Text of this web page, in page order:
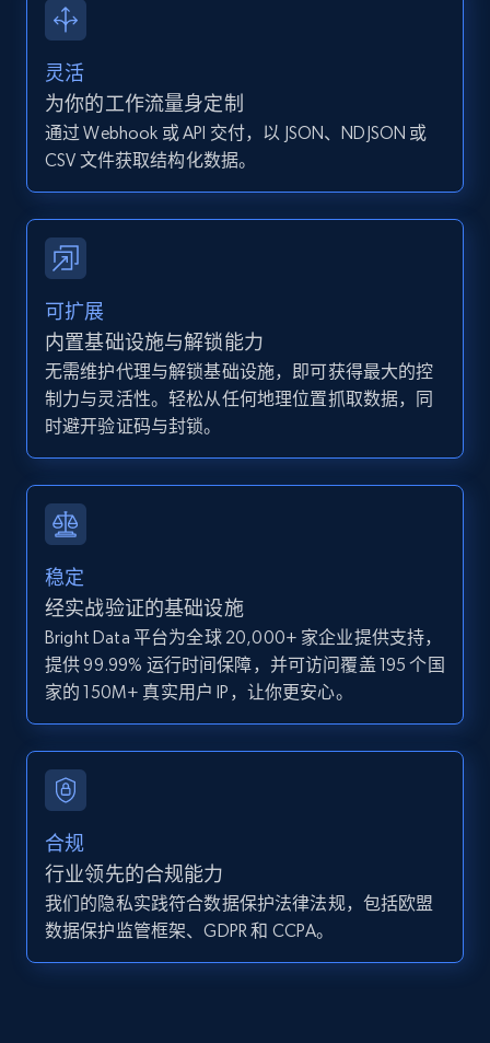
Zpid, City, State, HomeStatus, Address,
IsListingClaimedByCurrentSignedInUser,
IsCurrentSignedInAgentResponsible, Bedrooms,
and more.
12K+ 1.3K+ 注册使用
Zillow properties listing information -
Discover by custom filters - location, home
type and status
Zpid, City, State, HomeStatus, Address,
IsListingClaimedByCurrentSignedInUser,
IsCurrentSignedInAgentResponsible, Bedrooms,
and more.
12K+
Zillow properties listing information -
Search by parameters on zillow and use the
direct link as input
IsCurrentSignedInAgentResponsible, Bedrooms,
and more.
12K+ 1.3K+
灵活
为你的工作流量身定制
通过 Webhook 或 API 交付，以 JSON、NDJSON 或
CSV 文件获取结构化数据。
可扩展
内置基础设施与解锁能力
无需维护代理与解锁基础设施，即可获得最大的控
制力与灵活性。轻松从任何地理位置抓取数据，同
时避开验证码与封锁。
稳定
经实战验证的基础设施
Bright Data 平台为全球 20,000+ 家企业提供支持，
提供 99.99% 运行时间保障，并可访问覆盖 195 个国
家的 150M+ 真实用户 IP，让你更安心。
合规
行业领先的合规能力
我们的隐私实践符合数据保护法律法规，包括欧盟
数据保护监管框架、GDPR 和 CCPA。